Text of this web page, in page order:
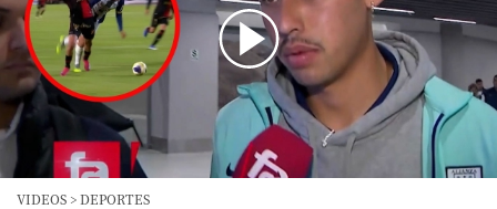
00:00 00:47
VIDEOS >DEPORTES